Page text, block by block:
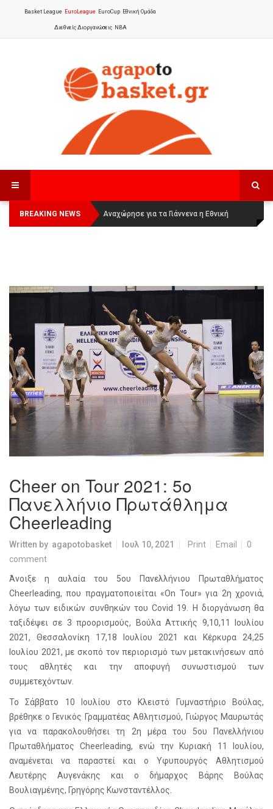
Basket League EuroLeague EuroCup Εθνική Ομάδα
Διεθνείς Διοργανώσεις NBA
BREAKING NEWS
Οι Πάνθηρες Καβάλας στην Women
Basketball League 1
Αναχώρησε για τα Γιάννενα η Εθνική
Γυναικών:
Cheer on Tour 2021: 5ο
Πανελλήνιο Πρωτάθλημα
Cheerleading
Written by agapotobasket Ιουλ 10, 2021 Print Email
0
comment
Άνοιξε η αυλαία του 5ου Πανελλήνιου Πρωταθλήματος
Cheerleading, που πραγματοποιείται «On Tour» για 2η χρονιά,
λόγω των ειδικών συνθηκών τουCovid 19. Η διοργάνωση θα
ταξιδέψει σε 3 προορισμούς, Βούλα Αττικής 9,10,11 Ιουλίου
2021, Θεσσαλονίκη 17,18 Ιουλίου 2021 και Κέρκυρα 24,25
Ιουλίου 2021, με σκοπό τον περιορισμό των μετακινήσεων από
τους αθλητές και την αποφυγή συνωστισμού των
συμμετεχόντων.
Το Σάββατο 10 Ιουλίου στο Κλειστό Γυμναστήριο Βούλας,
βρέθηκε ο Γενικός Γραμματέας Αθλητισμού, Γιώργος Μαυρωτάς
για να παρακολουθήσει τη 2η μέρα του 5ου Πανελλήνιου
ΠρωταθλήματοςCheerleading, ενώ την Κυριακή 11 Ιουλίου,
αναμένεται να παραστεί και ο Υφυπουργός Αθλητισμού
Λευτέρης Αυγενάκης και ο δήμαρχος Βάρης Βούλας
Βουλιαγμένης, Γρηγόρης Κωνσταντέλλος.